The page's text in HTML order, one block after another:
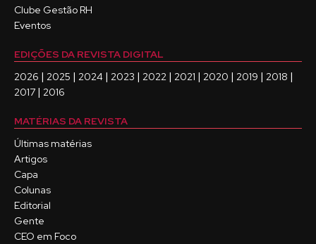
Clube Gestão RH
Eventos
EDIÇÕES DA REVISTA DIGITAL
2026 | 2025 | 2024 | 2023 | 2022 | 2021 | 2020 | 2019 | 2018 |
2017 | 2016
MATÉRIAS DA REVISTA
Últimas matérias
Artigos
Capa
Colunas
Editorial
Gente
CEO em Foco